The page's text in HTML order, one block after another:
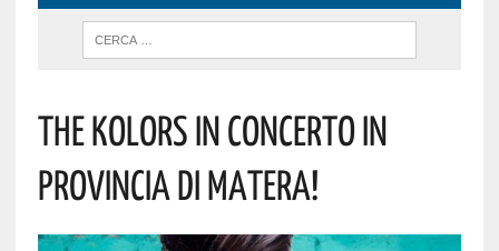
The Kolors In Concerto In
Provincia Di Matera!